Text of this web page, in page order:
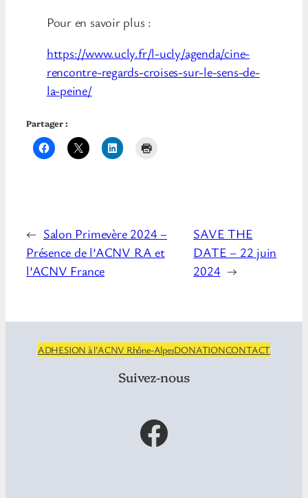
Pour en savoir plus :
https://www.ucly.fr/l-ucly/agenda/cine-
rencontre-regards-croises-sur-le-sens-de-
la-peine/
Partager :
← Salon Primevère 2024 –
Présence de l’ACNV RA et
l’ACNV France
SAVE THE
DATE – 22 juin
2024 →
ADHESION à l’ACNV Rhône-AlpesDONATIONCONTACT
Suivez-nous
Facebook